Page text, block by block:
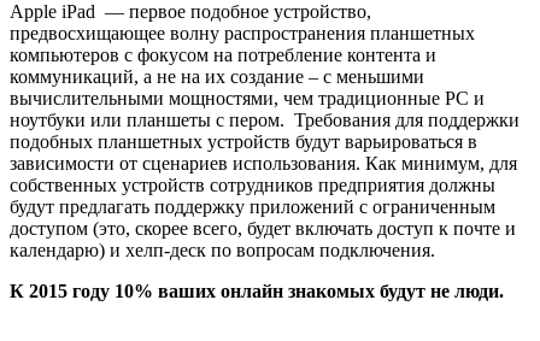
Apple iPad — первое подобное устройство,
предвосхищающее волну распространения планшетных
компьютеров с фокусом на потребление контента и
коммуникаций, а не на их создание – с меньшими
вычислительными мощностями, чем традиционные PC и
ноутбуки или планшеты с пером. Требования для поддержки
подобных планшетных устройств будут варьироваться в
зависимости от сценариев использования. Как минимум, для
собственных устройств сотрудников предприятия должны
будут предлагать поддержку приложений с ограниченным
доступом (это, скорее всего, будет включать доступ к почте и
календарю) и хелп-деск по вопросам подключения.
К 2015 году 10% ваших онлайн знакомых будут не люди.